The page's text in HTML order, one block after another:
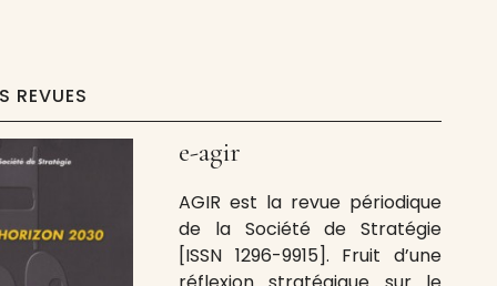
REVUES
e-agir
AGIR est la revue périodique
de la Société de Stratégie
[ISSN 1296-9915]. Fruit d’une